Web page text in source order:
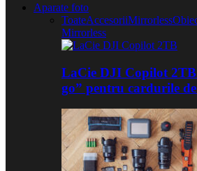
Aparate foto
ToateAccesoriiMirrorless
Mirrorless
LaCie DJI Copilot
go” pentru cardurile